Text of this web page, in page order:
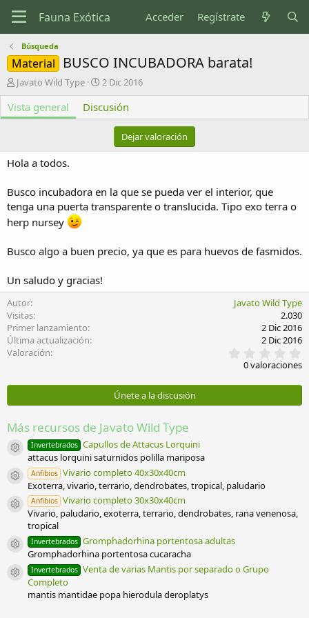
Acceder Regístrate
Búsqueda
Material BUSCO INCUBADORA barata!
A
t
o
Javato Wild Type
F
c
h
e
a
n
2 Dic 2016
Vista general Discusión
Dejar valoración
Hola a todos.
Busco incubadora en la que se pueda ver el interior, que
tenga una puerta transparente o translucida. Tipo exo terra o
herp nursey
Busco algo a buen precio, ya que es para huevos de fasmidos.
Un saludo y gracias!
Autor
Javato Wild Type
Visitas
2.030
Primer lanzamiento
2 Dic 2016
Última actualización
2 Dic 2016
Valoración
,
0
s
0 valoraciones
Únete a la discusión
Más recursos de Javato Wild Type
Icono del recurso
Invertebrados Capullos de Attacus Lorquini
attacus lorquini saturnidos polilla mariposa
Icono del recurso
Anfibios Vivario completo 40x30x40cm
Exoterra, vivario, terrario, dendrobates, tropical, paludario
Icono del recurso
Anfibios Vivario completo 30x30x40cm
Vivario, paludario, exoterra, terrario, dendrobates, rana venenosa,
tropical
Icono del recurso
Invertebrados Gromphadorhina portentosa adultas
Gromphadorhina portentosa cucaracha
Icono del recurso
Invertebrados Venta de varias Mantis por separado o Grupo
Completo
mantis mantidae popa hierodula deroplatys